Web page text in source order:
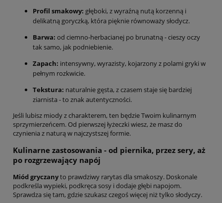
Profil smakowy: głęboki, z wyraźną nutą korzenną i
delikatną goryczką, która pięknie równoważy słodycz.
Barwa: od ciemno-herbacianej po brunatną - cieszy oczy
tak samo, jak podniebienie.
Zapach: intensywny, wyrazisty, kojarzony z polami gryki w
pełnym rozkwicie.
Tekstura: naturalnie gęsta, z czasem staje się bardziej
ziarnista - to znak autentyczności.
Jeśli lubisz miody z charakterem, ten będzie Twoim kulinarnym
sprzymierzeńcem. Od pierwszej łyżeczki wiesz, że masz do
czynienia z naturą w najczystszej formie.
Kulinarne zastosowania - od piernika, przez sery, aż
po rozgrzewający napój
Miód gryczanyto prawdziwy rarytas dla smakoszy. Doskonale
podkreśla wypieki, podkręca sosy i dodaje głębi napojom.
Sprawdza się tam, gdzie szukasz czegoś więcej niż tylko słodyczy.